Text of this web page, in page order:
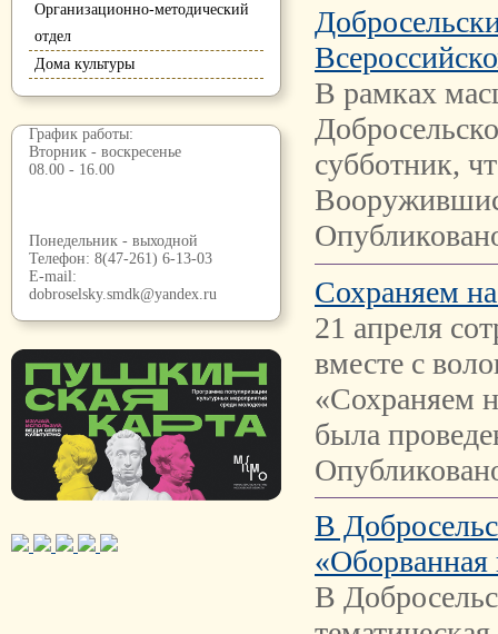
Организационно-методический
отдел
Дома культуры
График работы:
Вторник - воскресенье
08.00 - 16.00
Понедельник - выходной
Телефон: 8(47-261) 6-13-03
E-mail:
dobroselsky.smdk@yandex.ru
В рамках
субботник,
Сохраняем
21 апреля
вместе с
«Сохраняем
была
В
«Оборванная
В